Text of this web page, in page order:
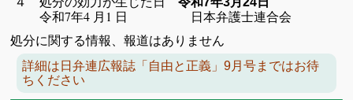
令和7年4 月1 日 日本弁護士連合会
処分に関する情報、報道はありません
詳細は日弁連広報誌「自由と正義」9月号まではお待
ちください